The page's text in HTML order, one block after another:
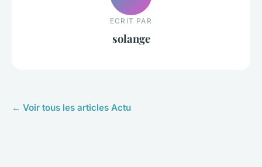
ECRIT PAR
solange
← Voir tous les articles Actu